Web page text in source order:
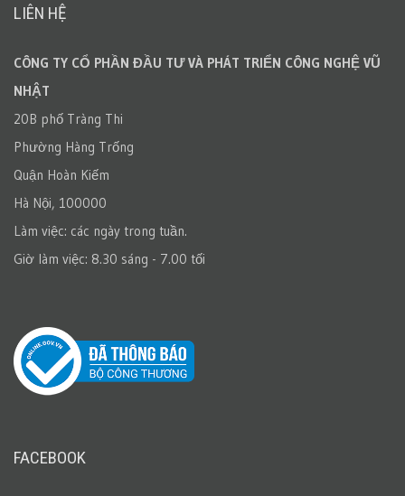
LIÊN HỆ
CÔNG TY CỔ PHẦN ĐẦU TƯ VÀ PHÁT TRIỂN CÔNG NGHỆ VŨ
NHẬT
20B phố Tràng Thi
Phường Hàng Trống
Quận Hoàn Kiếm
Hà Nội, 100000
Làm việc: các ngày trong tuần.
Giờ làm việc: 8.30 sáng - 7.00 tối
FACEBOOK